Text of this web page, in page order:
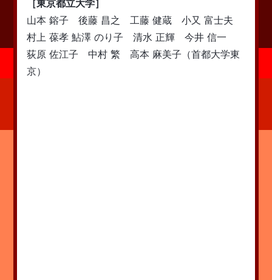
［東京都立大学］
山本 鎔子 後藤 昌之 工藤 健蔵 小又 富士夫
村上 葆孝 鮎澤 のり子 清水 正輝 今井 信一
荻原 佐江子 中村 繁 高本 麻美子（首都大学東
京）